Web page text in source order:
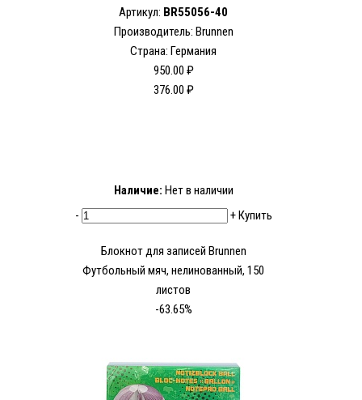
Артикул: BR55056-40
Производитель: Brunnen
Страна: Германия
950.00 ₽
376.00 ₽
Наличие: Нет в наличии
-
+Купить
Блокнот для записей Brunnen
Футбольный мяч, нелинованный, 150
листов
-63.65%